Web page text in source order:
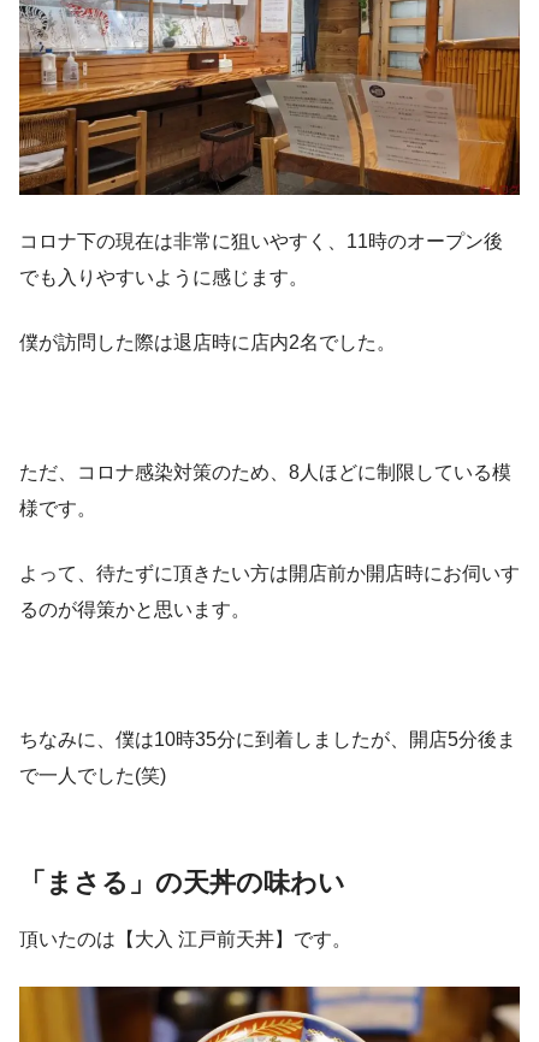
コロナ下の現在は非常に狙いやすく、11時のオープン後
でも入りやすいように感じます。
僕が訪問した際は退店時に店内2名でした。
ただ、コロナ感染対策のため、8人ほどに制限している模
様です。
よって、待たずに頂きたい方は開店前か開店時にお伺いす
るのが得策かと思います。
ちなみに、僕は10時35分に到着しましたが、開店5分後ま
で一人でした(笑)
「まさる」の天丼の味わい
頂いたのは【大入 江戸前天丼】です。